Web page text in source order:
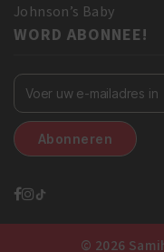
Johnson’s Baby
WORD ABONNEE!
© 2026